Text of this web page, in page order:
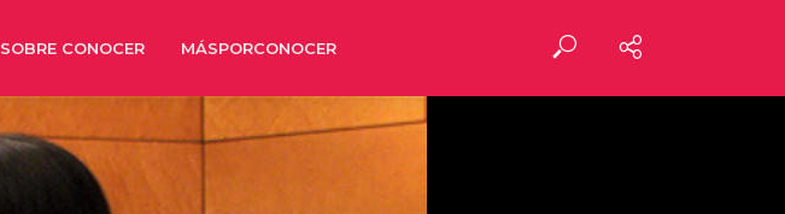
SOBRE CONOCER MÁSPORCONOCER